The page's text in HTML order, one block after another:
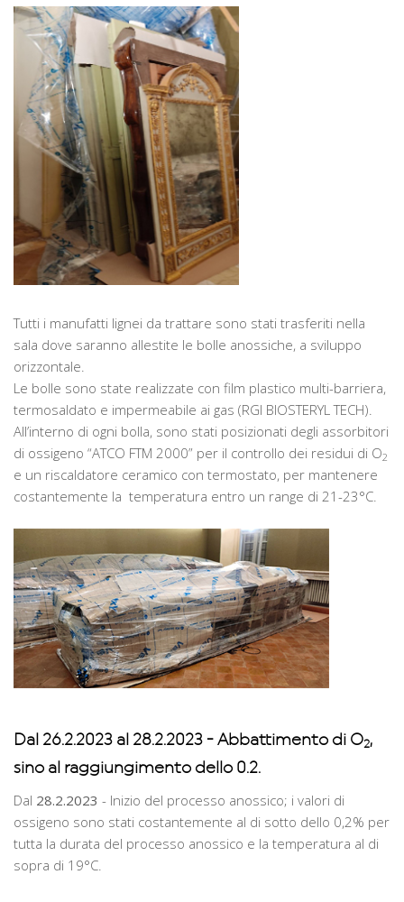
Tutti i manufatti lignei da trattare sono stati trasferiti nella
sala dove saranno allestite le bolle anossiche, a sviluppo
orizzontale.
Le bolle sono state realizzate con film plastico multi-barriera,
termosaldato e impermeabile ai gas (RGI BIOSTERYL TECH).
All’interno di ogni bolla, sono stati posizionati degli assorbitori
di ossigeno “ATCO FTM 2000” per il controllo dei residui di O2
e un riscaldatore ceramico con termostato, per mantenere
costantemente la temperatura entro un range di 21-23°C.
Dal 26.2.2023 al 28.2.2023 - Abbattimento di O2,
sino al raggiungimento dello 0.2.
Dal 28.2.2023 - Inizio del processo anossico; i valori di
ossigeno sono stati costantemente al di sotto dello 0,2% per
tutta la durata del processo anossico e la temperatura al di
sopra di 19°C.